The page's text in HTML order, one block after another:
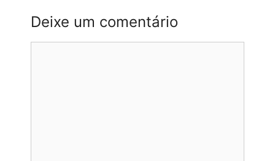
Deixe um comentário